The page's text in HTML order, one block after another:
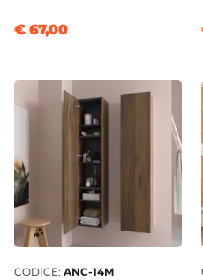
€ 67,00
CODICE: ANC-14M